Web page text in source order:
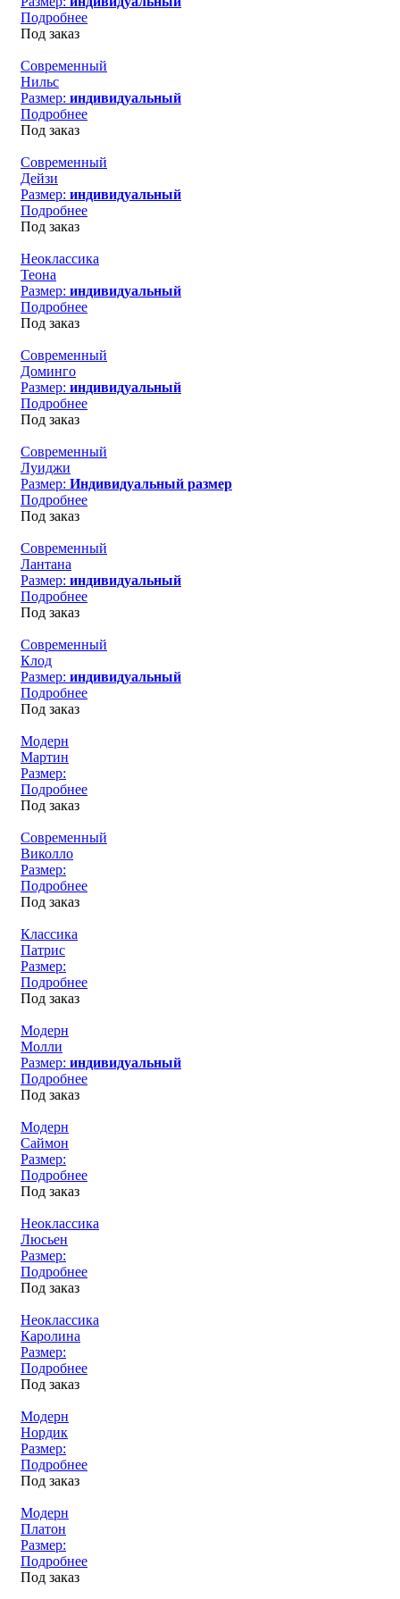
Подробнее
Под заказ
Современный
Нильс
Размер: индивидуальный
Подробнее
Под заказ
Современный
Дейзи
Размер: индивидуальный
Подробнее
Под заказ
Неоклассика
Теона
Размер: индивидуальный
Подробнее
Под заказ
Современный
Доминго
Размер: индивидуальный
Подробнее
Под заказ
Современный
Луиджи
Размер: Индивидуальный размер
Подробнее
Под заказ
Современный
Лантана
Размер: индивидуальный
Подробнее
Под заказ
Современный
Клод
Размер: индивидуальный
Подробнее
Под заказ
Модерн
Мартин
Размер:
Подробнее
Под заказ
Современный
Виколло
Размер:
Подробнее
Под заказ
Классика
Патрис
Размер:
Подробнее
Под заказ
Модерн
Молли
Размер: индивидуальный
Подробнее
Под заказ
Модерн
Саймон
Размер:
Подробнее
Под заказ
Неоклассика
Люсьен
Размер:
Подробнее
Под заказ
Неоклассика
Каролина
Размер:
Подробнее
Под заказ
Модерн
Нордик
Размер:
Подробнее
Под заказ
Модерн
Платон
Размер:
Подробнее
Под заказ